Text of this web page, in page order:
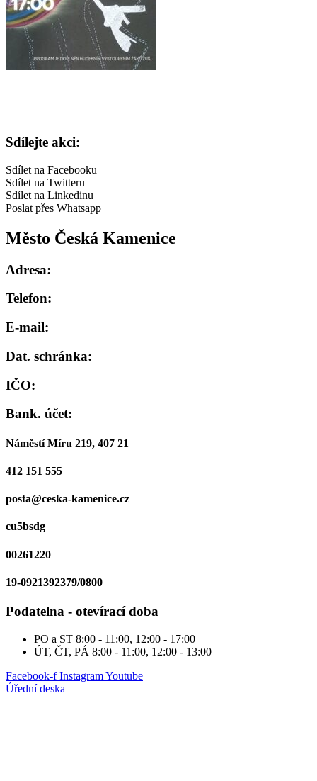
Sdílejte akci:
Sdílet na Facebooku
Sdílet na Twitteru
Sdílet na Linkedinu
Poslat přes Whatsapp
Město Česká Kamenice
Adresa:
Telefon:
E-mail:
Dat. schránka:
IČO:
Bank. účet:
Náměstí Míru 219, 407 21
412 151 555
posta@ceska-kamenice.cz
cu5bsdg
00261220
19-0921392379/0800
Podatelna - otevírací doba
PO a ST 8:00 - 11:00, 12:00 - 17:00
ÚT, ČT, PÁ 8:00 - 11:00, 12:00 - 13:00
Facebook-f InstagramYoutube
Úřední deska